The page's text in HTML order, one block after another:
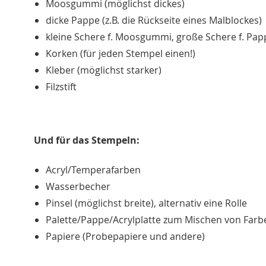
Moosgummi (möglichst dickes)
dicke Pappe (z.B. die Rückseite eines Malblockes)
kleine Schere f. Moosgummi, große Schere f.
Korken (für jeden Stempel einen!)
Kleber (möglichst starker)
Filzstift
Und für das Stempeln:
Acryl/Temperafarben
Wasserbecher
Pinsel (möglichst breite), alternativ eine Rolle
Palette/Pappe/Acrylplatte zum Mischen von
Papiere (Probepapiere und andere)